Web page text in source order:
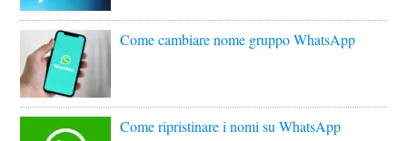
Come cambiare nome gruppo WhatsApp
Come ripristinare i nomi su WhatsApp